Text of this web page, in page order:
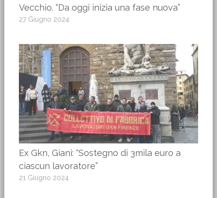
Vecchio. “Da oggi inizia una fase nuova”
27 Giugno 2024
Ex Gkn, Giani: “Sostegno di 3mila euro a
ciascun lavoratore”
21 Giugno 2024